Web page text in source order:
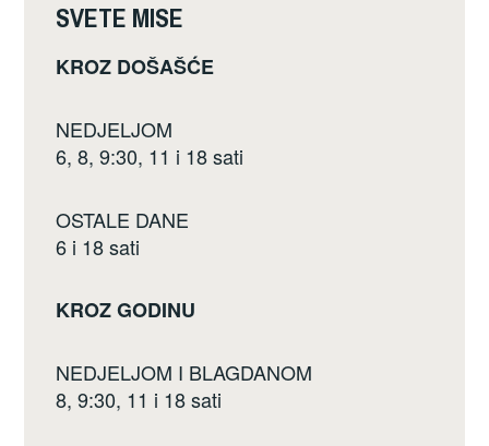
k
SVETE MISE
KROZ DOŠAŠĆE
NEDJELJOM
6, 8, 9:30, 11 i 18 sati
OSTALE DANE
6 i 18 sati
KROZ GODINU
NEDJELJOM I BLAGDANOM
8, 9:30, 11 i 18 sati